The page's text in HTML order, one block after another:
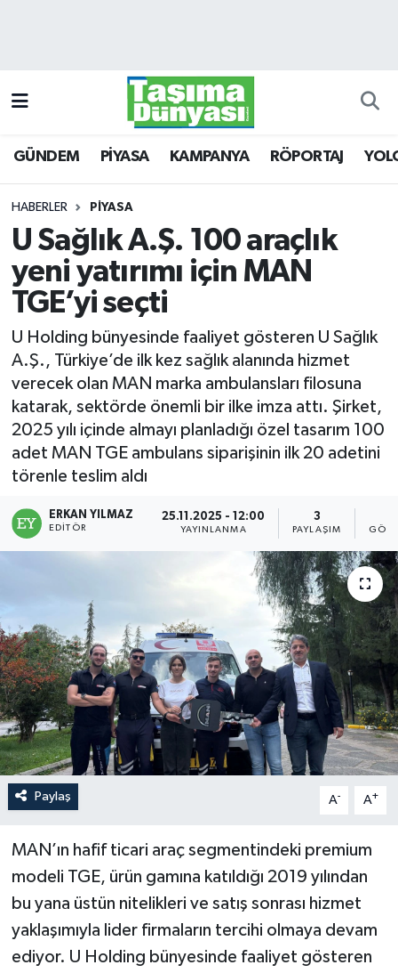
GÜNDEM PİYASA KAMPANYA RÖPORTAJ
HABERLER PİYASA
U Sağlık A.Ş. 100 araçlık
yeni yatırımı için MAN
TGE’yi seçti
U Holding bünyesinde faaliyet gösteren U Sağlık
A.Ş., Türkiye’de ilk kez sağlık alanında hizmet
verecek olan MAN marka ambulansları filosuna
katarak, sektörde önemli bir ilke imza attı. Şirket,
2025 yılı içinde almayı planladığı özel tasarım 100
adet MAN TGE ambulans siparişinin ilk 20 adetini
törenle teslim aldı
ERKAN YILMAZ
EDITÖR
25.11.2025 - 12:00
YAYINLANMA
3
PAYLAŞIM
Paylaş A- A+
MAN’ın hafif ticari araç segmentindeki premium
modeli TGE, ürün gamına katıldığı 2019 yılından
bu yana üstün nitelikleri ve satış sonrası hizmet
yaklaşımıyla lider firmaların tercihi olmaya devam
ediyor. U Holding bünyesinde faaliyet gösteren
KAMPANYA
RÖPORTAJ
YOLCU TAŞIMA
LOJİSTİK
E-GAZETE
TAŞITLAR
Trafik Durumu
Süper Lig Puan Durumu ve Fikstür
Tüm Manşetler
Son Dakika Haberleri
Haber Arşivi